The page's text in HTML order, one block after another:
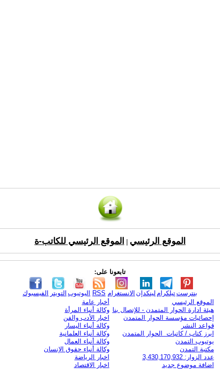
الموقع الرئيسي الموقع الرئيسي للكاتب-ة
تابعونا على:
الفيسبوك التويتر اليوتيوب RSS الانستغرام لينكدإن تيلكرامبنترست
الموقع الرئيسي
هيئة ادارة الحوار المتمدن - للإتصال بنا
إحصائيات مؤسسة الحوار المتمدن
قواعد النشر
ابرز كتاب / كاتبات الحوار المتمدن
يوتيوب التمدن
مكتبة التمدن
عدد الزوار: 3,430,170,932
اضافة موضوع جديد
أخبار عامة
وكالة أنباء المرأة
اخبار الأدب والفن
وكالة أنباء اليسار
وكالة أنباء العلمانية
وكالة أنباء العمال
وكالة أنباء حقوق الإنسان
اخبار الرياضة
اخبار الاقتصاد